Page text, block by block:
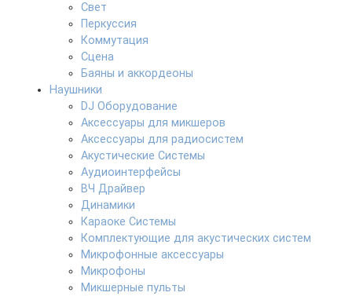
Свет
Перкуссия
Коммутация
Сцена
Баяны и аккордеоны
Наушники
DJ Оборудование
Аксессуары для микшеров
Аксессуары для радиосистем
Акустические Системы
Аудиоинтерфейсы
ВЧ Драйвер
Динамики
Караоке Системы
Комплектующие для акустических систем
Микрофонные аксессуары
Микрофоны
Микшерные пульты